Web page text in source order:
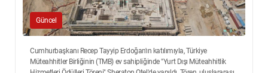
Güncel
Cumhurbaşkanı Recep Tayyip Erdoğan'ın katılımıyla, Türkiye
Müteahhitler Birliğinin (TMB) ev sahipliğinde "Yurt Dışı Müteahhitlik